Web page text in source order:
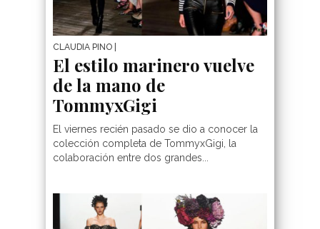
CLAUDIA PINO
El estilo marinero vuelve
de la mano de
TommyxGigi
El viernes recién pasado se dio a conocer la
colección completa de TommyxGigi, la
colaboración entre dos grandes...